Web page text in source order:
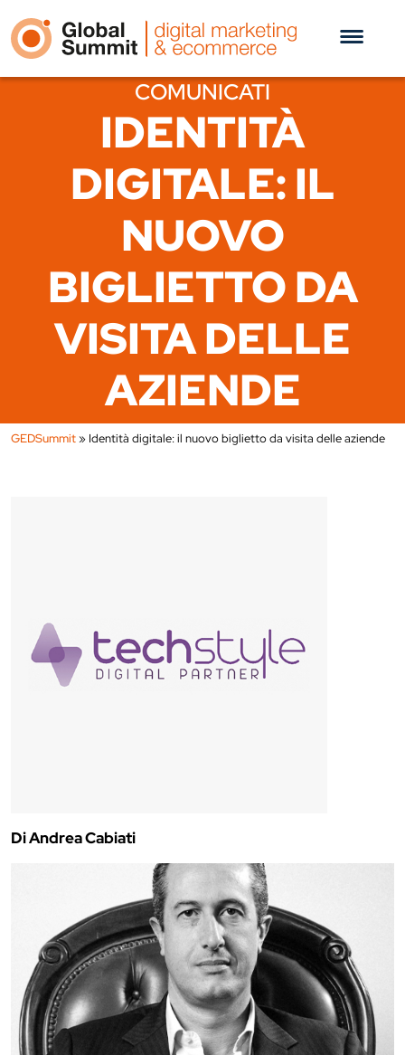
COMUNICATI
IDENTITÀ
DIGITALE: IL
NUOVO
BIGLIETTO DA
VISITA DELLE
AZIENDE
GEDSummit» Identità digitale: il nuovo biglietto da visita delle aziende
Di Andrea Cabiati